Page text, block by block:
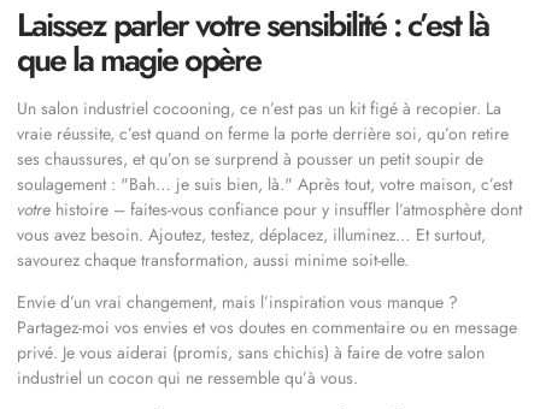
Laissez parler votre sensibilité : c’est là
que la magie opère
Un salon industriel cocooning, ce n’est pas un kit figé à recopier. La
vraie réussite, c’est quand on ferme la porte derrière soi, qu’on retire
ses chaussures, et qu’on se surprend à pousser un petit soupir de
soulagement :
Bah… je suis bien, là. Après tout, votre maison, c’est
votre histoire – faites-vous confiance pour y insuffler l’atmosphère dont
vous avez besoin. Ajoutez, testez, déplacez, illuminez… Et surtout,
savourez chaque transformation, aussi minime soit-elle.
Envie d’un vrai changement, mais l’inspiration vous manque ?
Partagez-moi vos envies et vos doutes en commentaire ou en message
privé. Je vous aiderai (promis, sans chichis) à faire de votre salon
industriel un cocon qui ne ressemble qu’à vous.